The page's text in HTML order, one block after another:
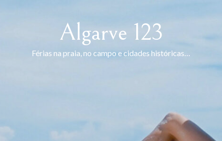
Algarve 123
Férias na praia, no campo e cidades históricas…